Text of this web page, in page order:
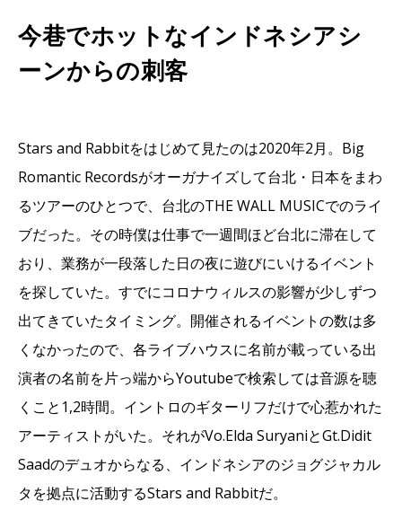
今巷でホットなインドネシアシ
ーンからの刺客
Stars and Rabbitをはじめて見たのは2020年2月。Big
Romantic Recordsがオーガナイズして台北・日本をまわ
るツアーのひとつで、台北のTHE WALL MUSICでのライ
ブだった。その時僕は仕事で一週間ほど台北に滞在して
おり、業務が一段落した日の夜に遊びにいけるイベント
を探していた。すでにコロナウィルスの影響が少しずつ
出てきていたタイミング。開催されるイベントの数は多
くなかったので、各ライブハウスに名前が載っている出
演者の名前を片っ端からYoutubeで検索しては音源を聴
くこと1,2時間。イントロのギターリフだけで心惹かれた
アーティストがいた。それがVo.Elda SuryaniとGt.Didit
Saadのデュオからなる、インドネシアのジョグジャカル
タを拠点に活動するStars and Rabbitだ。